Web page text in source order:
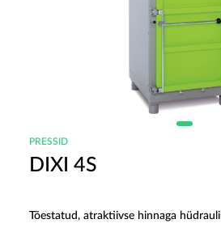
PRESSID
DIXI 4S
Tõestatud, atraktiivse hinnaga